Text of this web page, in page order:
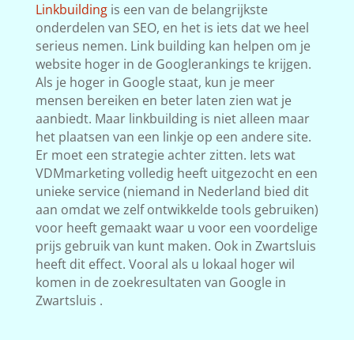
Linkbuildingis een van de belangrijkste
onderdelen van SEO, en het is iets dat we heel
serieus nemen. Link building kan helpen om je
website hoger in de Googlerankings te krijgen.
Als je hoger in Google staat, kun je meer
mensen bereiken en beter laten zien wat je
aanbiedt. Maar linkbuilding is niet alleen maar
het plaatsen van een linkje op een andere site.
Er moet een strategie achter zitten. Iets wat
VDMmarketing volledig heeft uitgezocht en een
unieke service (niemand in Nederland bied dit
aan omdat we zelf ontwikkelde tools gebruiken)
voor heeft gemaakt waar u voor een voordelige
prijs gebruik van kunt maken. Ook in Zwartsluis
heeft dit effect. Vooral als u lokaal hoger wil
komen in de zoekresultaten van Google in
Zwartsluis .